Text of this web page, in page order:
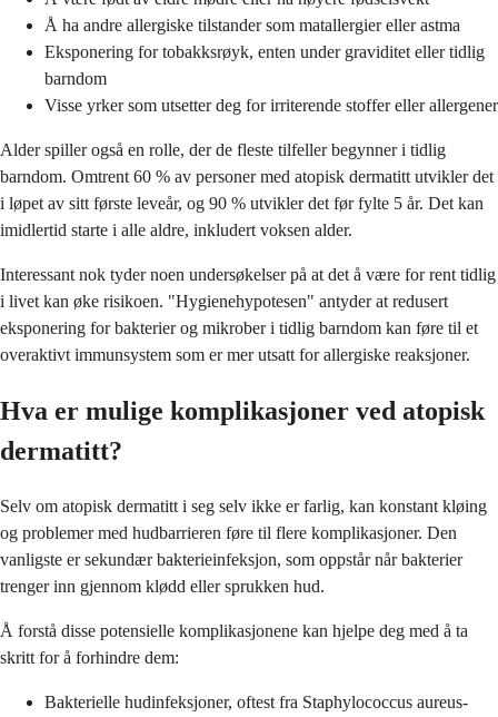
Å ha andre allergiske tilstander som matallergier eller astma
Eksponering for tobakksrøyk, enten under graviditet eller tidlig
barndom
Visse yrker som utsetter deg for irriterende stoffer eller allergener
Alder spiller også en rolle, der de fleste tilfeller begynner i tidlig
barndom. Omtrent 60 % av personer med atopisk dermatitt utvikler det
i løpet av sitt første leveår, og 90 % utvikler det før fylte 5 år. Det kan
imidlertid starte i alle aldre, inkludert voksen alder.
Interessant nok tyder noen undersøkelser på at det å være for rent tidlig
i livet kan øke risikoen. "Hygienehypotesen" antyder at redusert
eksponering for bakterier og mikrober i tidlig barndom kan føre til et
overaktivt immunsystem som er mer utsatt for allergiske reaksjoner.
Hva er mulige komplikasjoner ved atopisk
dermatitt?
Selv om atopisk dermatitt i seg selv ikke er farlig, kan konstant kløing
og problemer med hudbarrieren føre til flere komplikasjoner. Den
vanligste er sekundær bakterieinfeksjon, som oppstår når bakterier
trenger inn gjennom klødd eller sprukken hud.
Å forstå disse potensielle komplikasjonene kan hjelpe deg med å ta
skritt for å forhindre dem:
Bakterielle hudinfeksjoner, oftest fra Staphylococcus aureus-